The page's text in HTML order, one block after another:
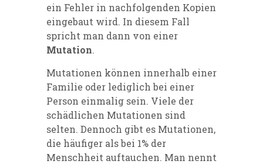
ein Fehler in nachfolgenden Kopien
eingebaut wird. In diesem Fall
spricht man dann von einer
Mutation.
Mutationen können innerhalb einer
Familie oder lediglich bei einer
Person einmalig sein. Viele der
schädlichen Mutationen sind
selten. Dennoch gibt es Mutationen,
die häufiger als bei 1% der
Menschheit auftauchen. Man nennt